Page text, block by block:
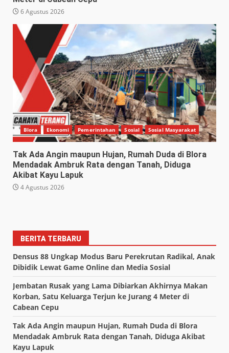
6 Agustus 2026
Blora Ekonomi Pemerintahan Sosial Sosial Masyarakat
Tak Ada Angin maupun Hujan, Rumah Duda di Blora
Mendadak Ambruk Rata dengan Tanah, Diduga
Akibat Kayu Lapuk
4 Agustus 2026
BERITA TERBARU
Densus 88 Ungkap Modus Baru Perekrutan Radikal, Anak
Dibidik Lewat Game Online dan Media Sosial
Jembatan Rusak yang Lama Dibiarkan Akhirnya Makan
Korban, Satu Keluarga Terjun ke Jurang 4 Meter di
Cabean Cepu
Tak Ada Angin maupun Hujan, Rumah Duda di Blora
Mendadak Ambruk Rata dengan Tanah, Diduga Akibat
Kayu Lapuk